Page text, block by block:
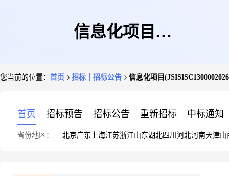
信息化项目
您当前的位置： 首页 招标｜招标公告 信息化项目
首页 招标预告 招标公告 重新招标 中标通知
省份地区： 北京广东 上海江苏浙江山东湖北四川 河北河南天津山